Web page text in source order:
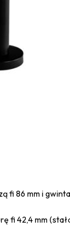
fi 86 mm i
fi 42,4 mm